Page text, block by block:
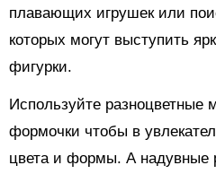
плавающих игрушек или
которых могут выступить
фигурки.
Используйте разноцветные
формочки чтобы в
цвета и формы. А надувные